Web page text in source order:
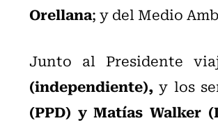
Orellana; y del Medio
Junto al Presidente
(independiente), y los
(PPD) y Matías Walker